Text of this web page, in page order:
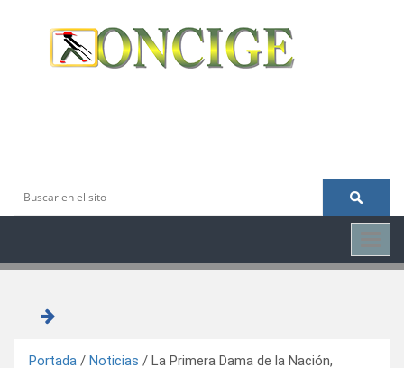
Portada / Noticias / La Primera Dama de la Nación,